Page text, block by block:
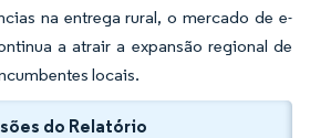
na entrega rural, o mercado de e-
a atrair a expansão regional de
locais.
do Relatório